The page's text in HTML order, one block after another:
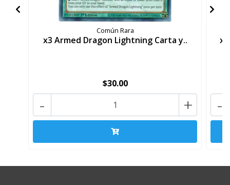
Común Rara
x3 Armed Dragon Lightning Carta y..
$30.00
+
- -